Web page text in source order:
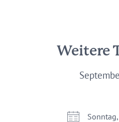
Weitere